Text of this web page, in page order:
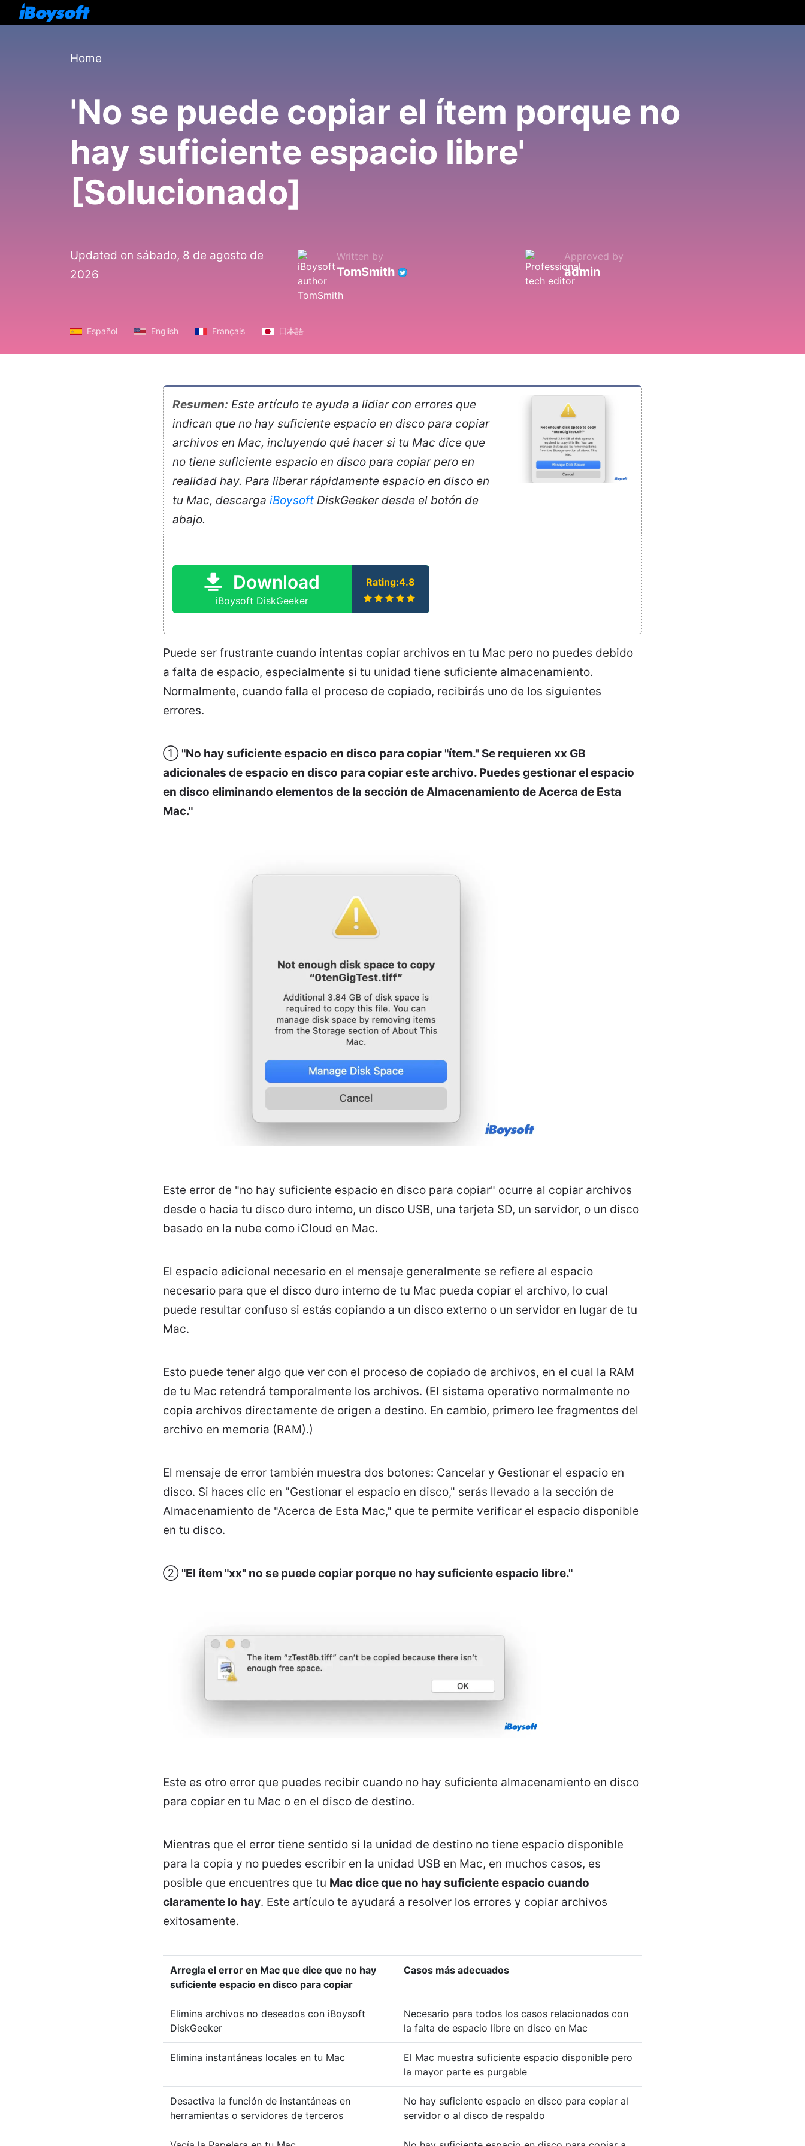
Home
'No se puede copiar el ítem porque no
hay suficiente espacio libre'
[Solucionado]
Updated on sábado, 8 de agosto de
2026
Written by
TomSmith
Approved by
admin
Español English Français 日本語
Resumen: Este artículo te ayuda a lidiar con errores que
indican que no hay suficiente espacio en disco para copiar
archivos en Mac, incluyendo qué hacer si tu Mac dice que
no tiene suficiente espacio en disco para copiar pero en
realidad hay. Para liberar rápidamente espacio en disco en
tu Mac, descarga iBoysoft DiskGeeker desde el botón de
abajo.
Download
iBoysoft DiskGeeker
Rating:4.8
Puede ser frustrante cuando intentas copiar archivos en tu Mac pero no puedes debido
a falta de espacio, especialmente si tu unidad tiene suficiente almacenamiento.
Normalmente, cuando falla el proceso de copiado, recibirás uno de los siguientes
errores.
① "No hay suficiente espacio en disco para copiar "ítem." Se requieren xx GB
adicionales de espacio en disco para copiar este archivo. Puedes gestionar el espacio
en disco eliminando elementos de la sección de Almacenamiento de Acerca de Esta
Mac."
Este error de "no hay suficiente espacio en disco para copiar" ocurre al copiar archivos
desde o hacia tu disco duro interno, un disco USB, una tarjeta SD, un servidor, o un disco
basado en la nube como iCloud en Mac.
El espacio adicional necesario en el mensaje generalmente se refiere al espacio
necesario para que el disco duro interno de tu Mac pueda copiar el archivo, lo cual
puede resultar confuso si estás copiando a un disco externo o un servidor en lugar de tu
Mac.
Esto puede tener algo que ver con el proceso de copiado de archivos, en el cual la RAM
de tu Mac retendrá temporalmente los archivos. (El sistema operativo normalmente no
copia archivos directamente de origen a destino. En cambio, primero lee fragmentos del
archivo en memoria (RAM).)
El mensaje de error también muestra dos botones: Cancelar y Gestionar el espacio en
disco. Si haces clic en "Gestionar el espacio en disco," serás llevado a la sección de
Almacenamiento de "Acerca de Esta Mac," que te permite verificar el espacio disponible
en tu disco.
② "El ítem "xx" no se puede copiar porque no hay suficiente espacio libre."
Este es otro error que puedes recibir cuando no hay suficiente almacenamiento en disco
para copiar en tu Mac o en el disco de destino.
Mientras que el error tiene sentido si la unidad de destino no tiene espacio disponible
para la copia y no puedes escribir en la unidad USB en Mac, en muchos casos, es
posible que encuentres que tu Mac dice que no hay suficiente espacio cuando
claramente lo hay. Este artículo te ayudará a resolver los errores y copiar archivos
exitosamente.
Arregla el error en Mac que dice que no hay
suficiente espacio en disco para copiar
Casos más adecuados
Elimina archivos no deseados con iBoysoft
DiskGeeker
Necesario para todos los casos relacionados con
la falta de espacio libre en disco en Mac
Elimina instantáneas locales en tu Mac
El Mac muestra suficiente espacio disponible pero
la mayor parte es purgable
Desactiva la función de instantáneas en
herramientas o servidores de terceros
No hay suficiente espacio en disco para copiar al
servidor o al disco de respaldo